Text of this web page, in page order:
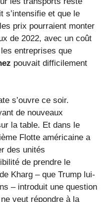
s’intensifie et que le
prix pourraient monter
de 2022, avec un coût
entreprises que
pouvait difficilement
s’ouvre ce soir.
de nouveaux
la table. Et dans le
Flotte américaine a
des unités
de prendre le
Kharg – que Trump lui-
– introduit une question
veut répondre à la